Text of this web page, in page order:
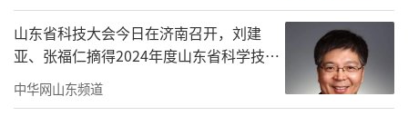
山东省科技大会今日在济南召开，刘建
亚、张福仁摘得2024年度山东省科学技术
奖最高奖！
中华网山东频道